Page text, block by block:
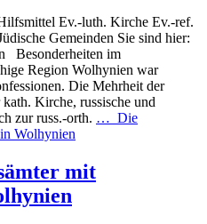
Ev.-luth. Kirche Ev.-ref.
Gemeinden Sie sind hier:
Besonderheiten im
Region Wolhynien war
Die Mehrheit der
Kirche, russische und
zur russ.-orth. … Die
Wolhynien
mit